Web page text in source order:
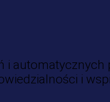
i automatycznych
i